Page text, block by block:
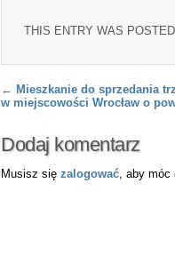
THIS ENTRY WAS
Post navigation
← Mieszkanie do sprzedania
w miejscowości Wrocław o
Dodaj komentarz
Musisz się zalogować, aby móc